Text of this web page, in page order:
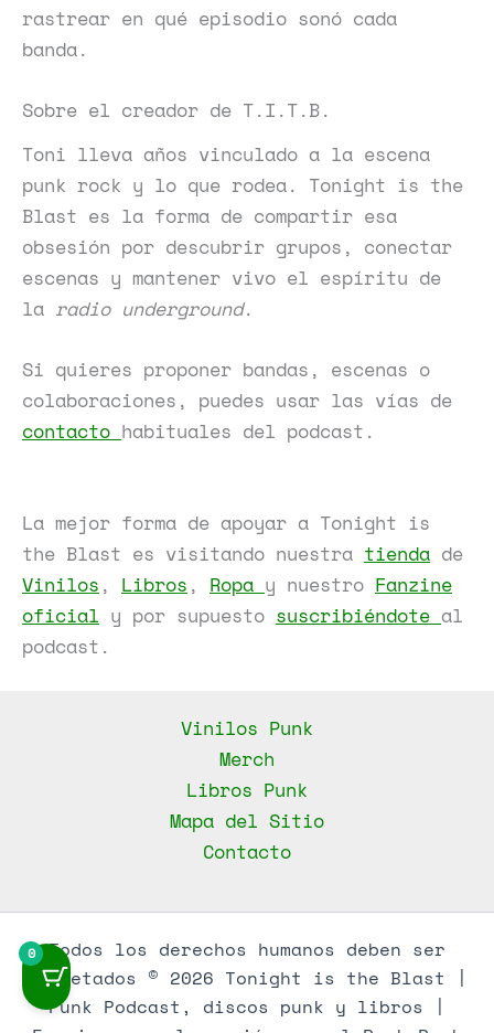
rastrear en qué episodio sonó cada
banda.
Sobre el creador de T.I.T.B.
Toni lleva años vinculado a la escena
punk rock y lo que rodea. Tonight is the
Blast es la forma de compartir esa
obsesión por descubrir grupos, conectar
escenas y mantener vivo el espíritu de
la radio underground.
Si quieres proponer bandas, escenas o
colaboraciones, puedes usar las vías de
contacto habituales del podcast.
La mejor forma de apoyar a Tonight is
the Blast es visitando nuestra tienda de
Vinilos , Libros , Ropa y nuestro Fanzine
oficial y por supuesto suscribiéndote al
podcast.
Vinilos Punk
Merch
Libros Punk
Mapa del Sitio
Contacto
Todos los derechos humanos deben ser
respetados © 2026 Tonight is the Blast |
Punk Podcast, discos punk y libros |
0